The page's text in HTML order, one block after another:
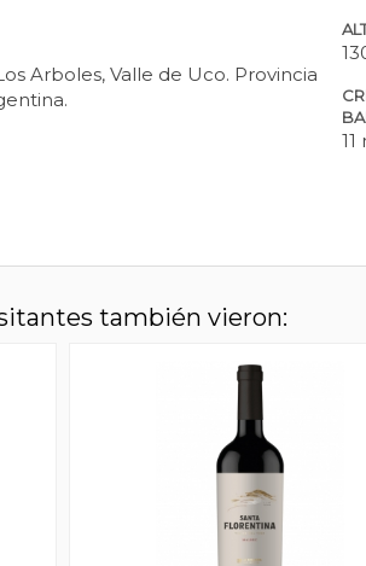
Arboles, Valle de Uco. Provincia
también vieron: